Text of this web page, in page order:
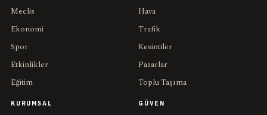
Meclis
Ekonomi
Spor
Etkinlikler
Eğitim
Hava
Trafik
Kesintiler
Pazarlar
Toplu Taşıma
KURUMSAL GÜVEN